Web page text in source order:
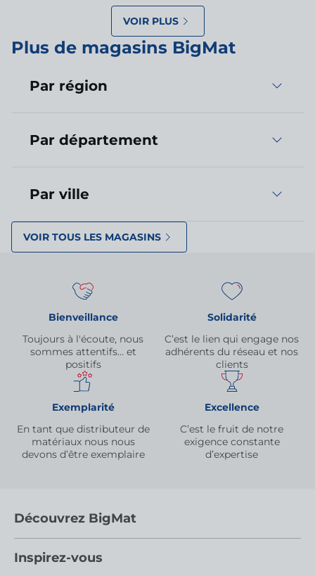
VOIR PLUS
Plus de magasins BigMat
Par région
Par département
Par ville
VOIR TOUS LES MAGASINS
Bienveillance
Toujours à l'écoute, nous
sommes attentifs… et
positifs
Solidarité
C’est le lien qui engage nos
adhérents du réseau et nos
clients
Exemplarité
En tant que distributeur de
matériaux nous nous
devons d’être exemplaire
Excellence
C’est le fruit de notre
exigence constante
d’expertise
Découvrez BigMat
Inspirez-vous